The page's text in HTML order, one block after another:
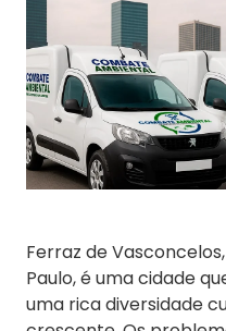
Ferraz de
Paulo, é uma cidade
uma rica diversidade